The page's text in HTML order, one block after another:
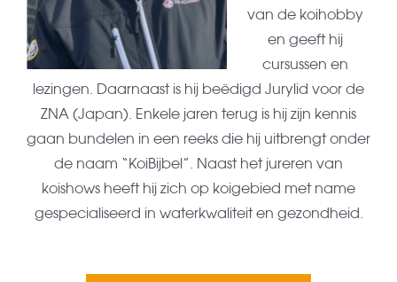
van de koihobby
en geeft hij
cursussen en
lezingen. Daarnaast is hij beëdigd Jurylid voor de
ZNA (Japan). Enkele jaren terug is hij zijn kennis
gaan bundelen in een reeks die hij uitbrengt onder
de naam “KoiBijbel”. Naast het jureren van
koishows heeft hij zich op koigebied met name
gespecialiseerd in waterkwaliteit en gezondheid.